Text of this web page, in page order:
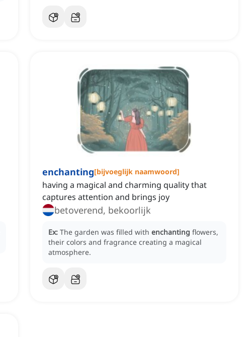
enchanting[bijvoeglijk naamwoord]
having a magical and charming quality that
captures attention and brings joy
betoverend, bekoorlijk
Ex: The garden was filled with enchanting flowers,
their colors and fragrance creating a magical
atmosphere.